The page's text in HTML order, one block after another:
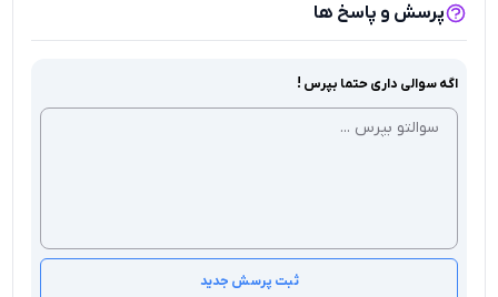
پرسش و پاسخ ها
اگه سوالی داری حتما بپرس !
ثبت پرسش جدید